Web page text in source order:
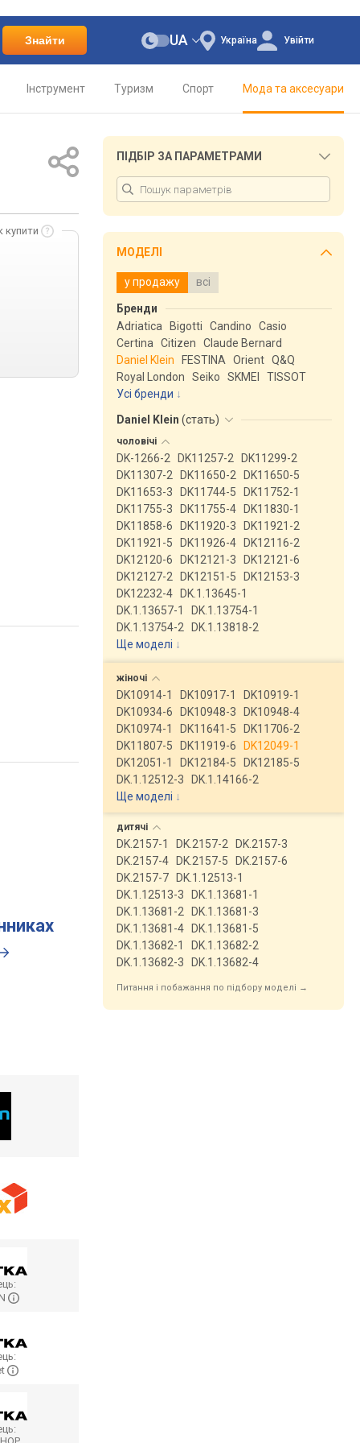
Знайти Україна
UA Увійти
Інструмент Туризм Спорт Мода та аксесуари
купити
ПІДБІР ЗА ПАРАМЕТРАМИ
МОДЕЛІ
у продажу всі
Бренди
Adriatica
Bigotti Candino
Casio
Certina
Citizen
Claude Bernard
Daniel Klein
FESTINA Orient Q&Q
Royal London
Seiko SKMEI
TISSOT
Усі бренди
Daniel Klein (стать)
чоловічі
DK-1266-2 DK11257-2
DK11299-2
DK11307-2
DK11650-2
DK11650-5
DK11653-3
DK11744-5
DK11752-1
DK11755-3
DK11755-4
DK11830-1
DK11858-6
DK11920-3
DK11921-2
DK11921-5
DK11926-4
DK12116-2
DK12120-6
DK12121-3
DK12121-6
DK12127-2
DK12151-5
DK12153-3
DK12232-4
DK.1.13645-1
DK.1.13657-1
DK.1.13754-1
DK.1.13754-2
DK.1.13818-2
Ще моделі ↓
жіночі
DK10914-1 DK10917-1
DK10919-1
DK10934-6
DK10948-3
DK10948-4
DK10974-1
DK11641-5
DK11706-2
DK11807-5
DK11919-6
DK12049-1
DK12051-1
DK12184-5
DK12185-5
DK.1.12512-3
DK.1.14166-2
Ще моделі ↓
дитячі
DK.2157-1 DK.2157-2
DK.2157-3
DK.2157-4
DK.2157-5
DK.2157-6
DK.2157-7
DK.1.12513-1
DK.1.12513-3
DK.1.13681-1
DK.1.13681-2
DK.1.13681-3
DK.1.13681-4
DK.1.13681-5
DK.1.13682-1
DK.1.13682-2
DK.1.13682-3
DK.1.13682-4
Питання і побажання по підбору моделі →